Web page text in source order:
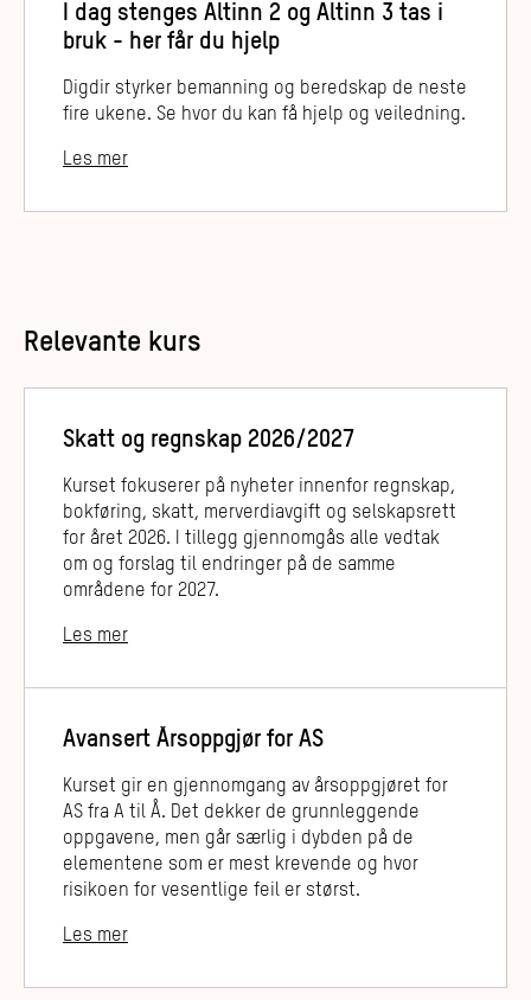
I dag stenges Altinn 2 og Altinn 3 tas i
bruk - her får du hjelp
Digdir styrker bemanning og beredskap de neste
fire ukene. Se hvor du kan få hjelp og veiledning.
Les mer
Relevante kurs
Skatt og regnskap 2026/2027
Kurset fokuserer på nyheter innenfor regnskap,
bokføring, skatt, merverdiavgift og selskapsrett
for året 2026. I tillegg gjennomgås alle vedtak
om og forslag til endringer på de samme
områdene for 2027.
Les mer
Avansert Årsoppgjør for AS
Kurset gir en gjennomgang av årsoppgjøret for
AS fra A til Å. Det dekker de grunnleggende
oppgavene, men går særlig i dybden på de
elementene som er mest krevende og hvor
risikoen for vesentlige feil er størst.
Les mer